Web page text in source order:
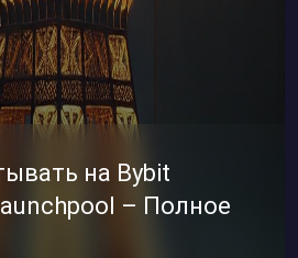
на Bybit
– Полное